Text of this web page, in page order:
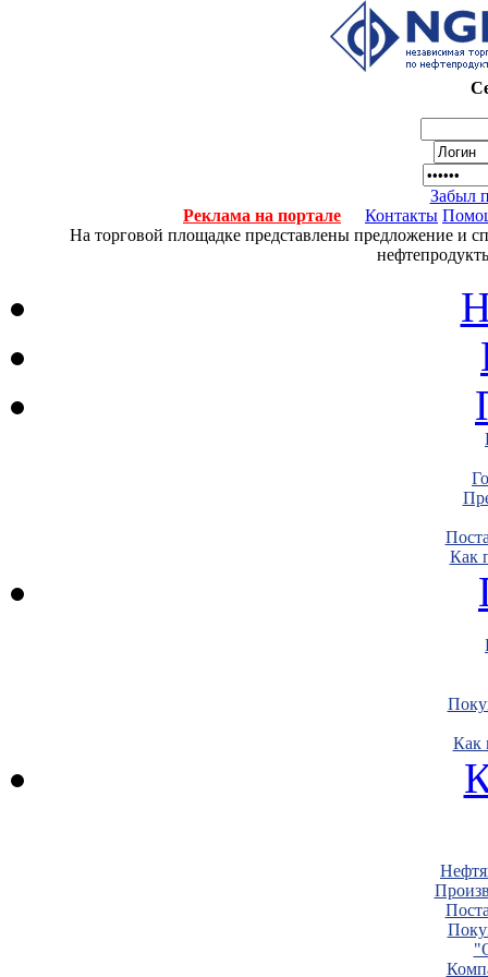
Забыл
Реклама на портале
Контакты
На торговой площадке представлены предложение и
Как
Как